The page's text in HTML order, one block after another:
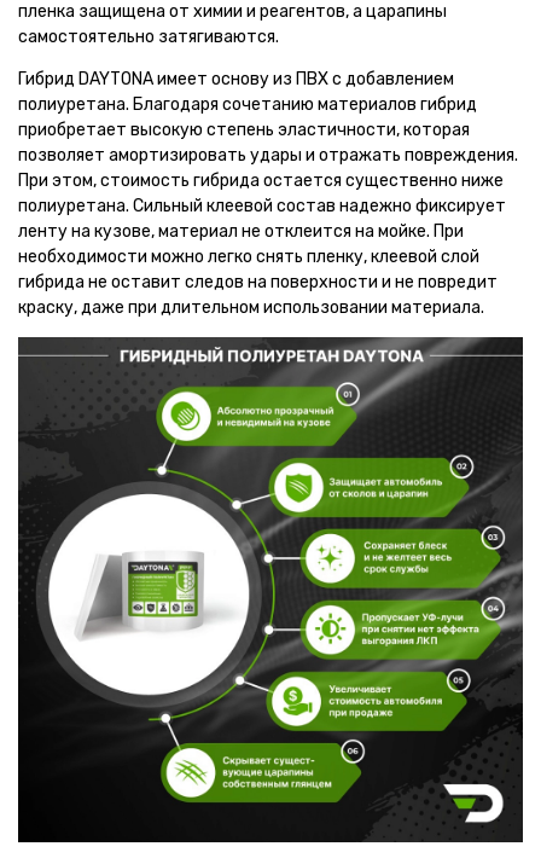
пленка защищена от химии и реагентов, а царапины
самостоятельно затягиваются.
Гибрид DAYTONA имеет основу из ПВХ с добавлением
полиуретана. Благодаря сочетанию материалов гибрид
приобретает высокую степень эластичности, которая
позволяет амортизировать удары и отражать повреждения.
При этом, стоимость гибрида остается существенно ниже
полиуретана. Сильный клеевой состав надежно фиксирует
ленту на кузове, материал не отклеится на мойке. При
необходимости можно легко снять пленку, клеевой слой
гибрида не оставит следов на поверхности и не повредит
краску, даже при длительном использовании материала.